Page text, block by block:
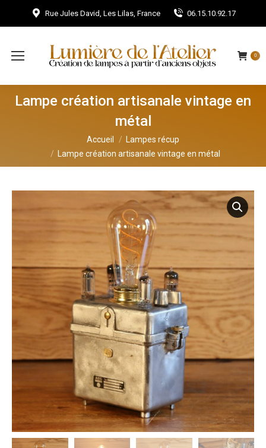
Rue Jules David, Les Lilas, France 06.15.10.92.17
0
Lampe création artisanale vintage en
métal
Accueil
Lampes récup
Lampe création artisanale vintage en métal